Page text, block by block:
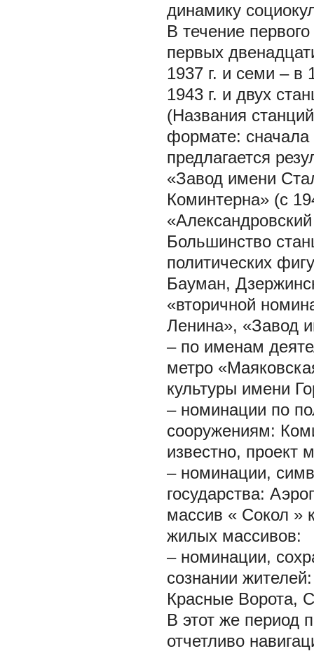
динамику
В течение
первых
1937 г. и семи – в
1943 г. и двух
(Названия
формате: сначала
предлагается
«Завод имени
Коминтерна» (с
Большинство
политических
Бауман,
«вторичной
Ленина», «Завод
– по именам
метро
культуры имени
– номинации по
сооружениям:
известно, проект
– номинации,
государства:
массив « Сокол »
жилых массивов:
– номинации,
сознании
Красные Ворота,
В этот же период
отчетливо